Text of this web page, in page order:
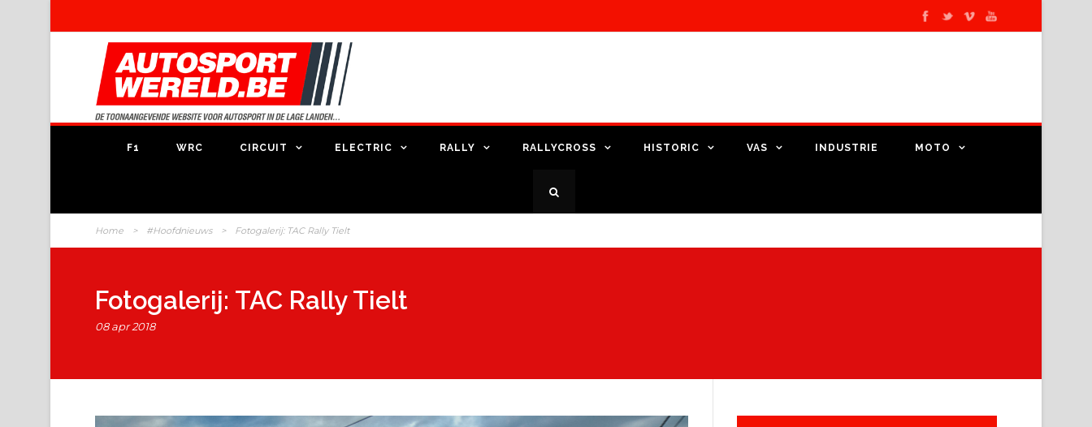
F1 WRC CIRCUIT ELECTRIC RALLY RALLYCROSS HISTORIC VAS INDUSTRIE MOTO
Home > #Hoofdnieuws > Fotogalerij: TAC Rally Tielt
Fotogalerij: TAC Rally Tielt
08 apr 2018